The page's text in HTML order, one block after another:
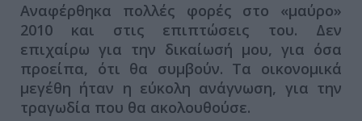
Αναφέρθηκα πολλές φορές στο «μαύρο»
2010 και στις επιπτώσεις του. Δεν
επιχαίρω για την δικαίωσή μου, για όσα
προείπα, ότι θα συμβούν. Τα οικονομικά
μεγέθη ήταν η εύκολη ανάγνωση, για την
τραγωδία που θα ακολουθούσε.